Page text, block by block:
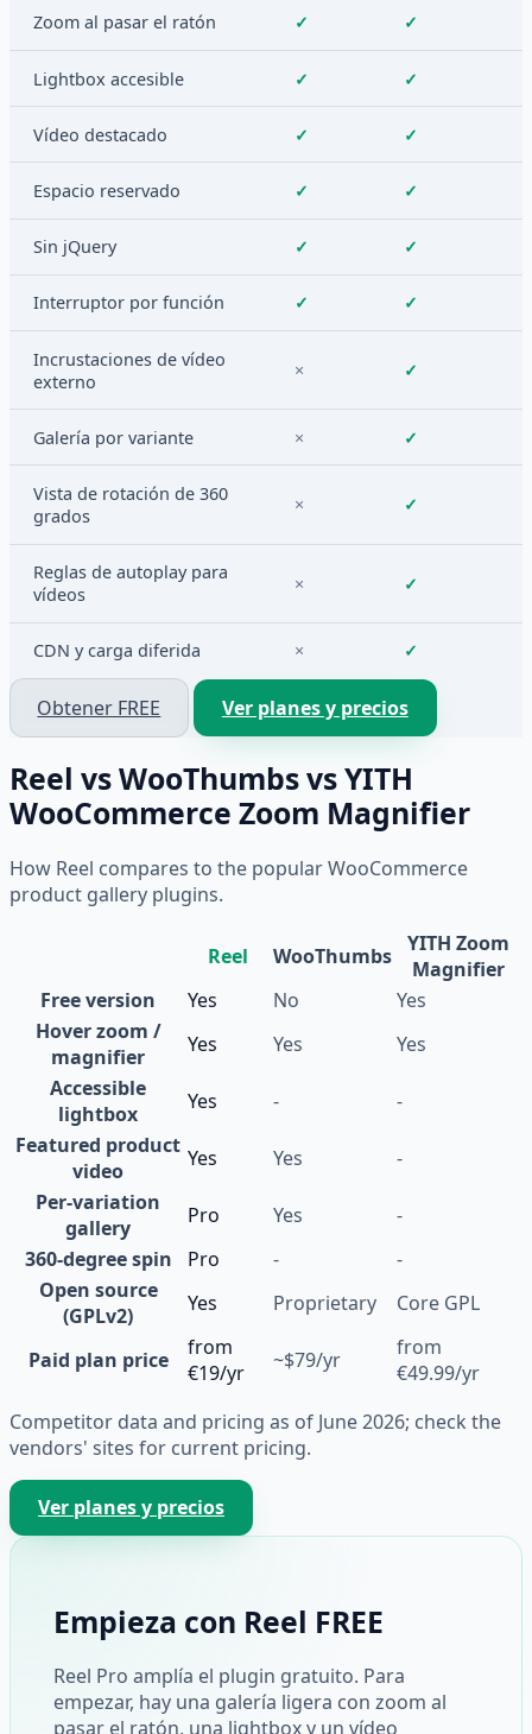
Zoom al pasar el ratón ✓ ✓
Lightbox accesible ✓ ✓
Vídeo destacado ✓ ✓
Espacio reservado ✓ ✓
Sin jQuery ✓ ✓
Interruptor por función ✓ ✓
Incrustaciones de vídeo
externo
× ✓
Galería por variante × ✓
Vista de rotación de 360
grados
× ✓
Reglas de autoplay para
vídeos
× ✓
CDN y carga diferida × ✓
Obtener FREE Ver planes y precios
Reel vs WooThumbs vs YITH
WooCommerce Zoom Magnifier
How Reel compares to the popular WooCommerce
product gallery plugins.
Reel WooThumbs YITH Zoom
Magnifier
Free version
Yes No
Yes
Hover zoom /
magnifier
Yes Yes
Yes
Accessible
lightbox
Yes -
-
Featured product
video
Yes Yes
-
Per-variation
gallery
Pro Yes
-
360-degree spin
Pro -
-
Open source
(GPLv2)
Yes Proprietary Core GPL
Paid plan price
from
€19/yr
~$79/yr
from
€49.99/yr
Competitor data and pricing as of June 2026; check the
vendors' sites for current pricing.
Ver planes y precios
Empieza con Reel FREE
Reel Pro amplía el plugin gratuito. Para
empezar, hay una galería ligera con zoom al
pasar el ratón, una lightbox y un vídeo